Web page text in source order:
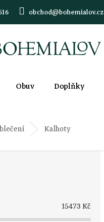
obchod@bohemialov.cz
Obuv Doplňky
Kalhoty
15473 Kč